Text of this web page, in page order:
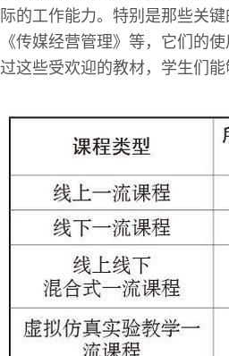
际的工作能力。特别是那些关
《传媒经营管理》等，它们的
过这些受欢迎的教材，学生们